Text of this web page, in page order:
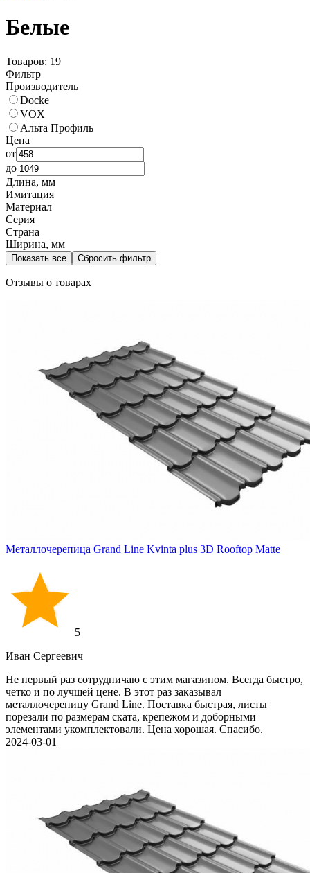
Белые
Товаров: 19
Фильтр
Производитель
Docke
VOX
Альта Профиль
Цена
от
до
Длина, мм
Имитация
Материал
Серия
Страна
Ширина, мм
Показать все Сбросить фильтр
Отзывы о товарах
Металлочерепица Grand Line Kvinta plus 3D Rooftop Matte
5
Иван Cергеевич
Не первый раз сотрудничаю с этим магазином. Всегда быстро,
четко и по лучшей цене. В этот раз заказывал
металлочерепицу Grand Line. Поставка быстрая, листы
порезали по размерам ската, крепежом и доборными
элементами укомплектовали. Цена хорошая. Спасибо.
2024-03-01